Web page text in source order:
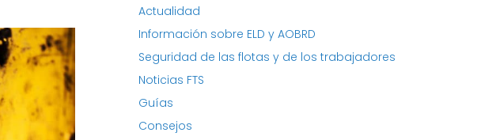
Actualidad
Información sobre ELD y AOBRD
Seguridad de las flotas y de los trabajadores
Noticias FTS
Guías
Consejos